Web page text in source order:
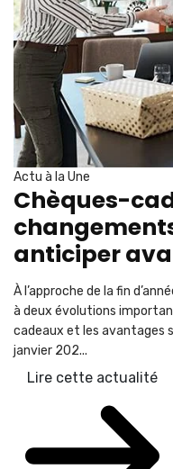
Actu à la Une
Chèques-
anticiper
À l’approche de la fin
à deux évolutions
cadeaux et les avantages
janvier 202...
Lire cette actualité